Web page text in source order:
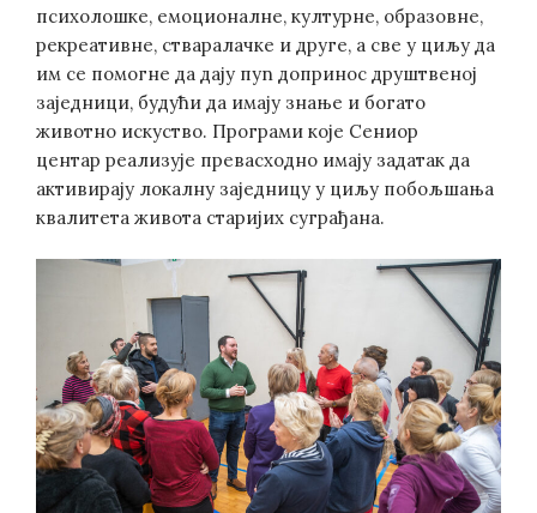
психолошке, емоционалне, културне, образовне,
рекреативне, стваралачке и друге, а све у циљу да
им се помогне да дају пуn допринос друштвеној
заједници, будући да имају знање и богато
животно искуство. Програми које Сениор
центар реализује превасходно имају задатак да
активирају локалну заједницу у циљу побољшања
квалитета живота старијих суграђана.